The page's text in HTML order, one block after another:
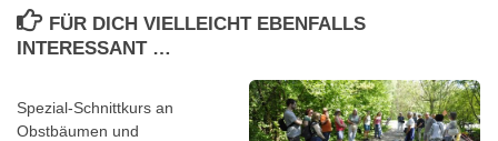
FÜR DICH VIELLEICHT EBENFALLS
INTERESSANT …
Spezial-Schnittkurs an
Obstbäumen und